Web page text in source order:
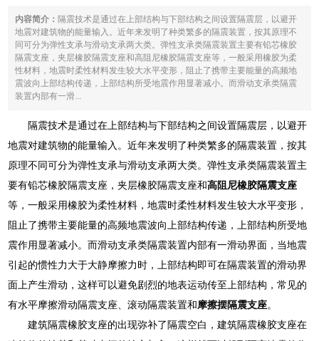
内容简介：隔震技术是通过在上部结构与下部结构之间设置隔震层，以避开
地震对建筑物的能量输入。近年来发明了种类繁多的隔震装置，按其原理不
同可分为弹性支承与滑动支承两大类。弹性支承类隔震装置主要有铅芯橡胶
隔震支座，夹层橡胶隔震支座和高阻尼橡胶隔震支座等，一般采用橡胶为柔
性材料，地震时柔性材料发生较大水平变形，阻止了携带主要能量的高频地
震波向上部结构传递，上部结构所受地震作用显著减小。而滑动支承类隔震
装置内部有一滑...
隔震技术是通过在上部结构与下部结构之间设置隔震层，以避开
地震对建筑物的能量输入。近年来发明了种类繁多的隔震装置，按其
原理不同可分为弹性支承与滑动支承两大类。弹性支承类隔震装置主
要有铅芯橡胶隔震支座，夹层橡胶隔震支座和高阻尼橡胶隔震支座
等，一般采用橡胶为柔性材料，地震时柔性材料发生较大水平变形，
阻止了携带主要能量的高频地震波向上部结构传递，上部结构所受地
震作用显著减小。而滑动支承类隔震装置内部有一滑动界面，当地震
引起的惯性力大于大静摩擦力时，上部结构即可在隔震装置的滑动界
面上产生滑动，这样可以避免剧烈的地表运动传至上部结构，常见的
有水平摩擦滑动隔震支座、滚动隔震装置和摩擦摆隔震支座。
建筑隔震橡胶支座的出现弥补了隔震空白，建筑隔震橡胶支座在